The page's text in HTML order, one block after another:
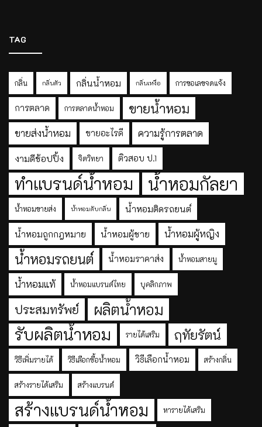
TAG
กลิ่น กลิ่นตัว กลิ่นน้ำหอม กลิ่นเหงื่อ การขอเลขจดแจ้ง
การตลาด การตลาดน้ำหอม ขายน้ำหอม
ขายส่งน้ำหอม ขายอะไรดี ความรู้การตลาด
งามดีช้อปปิ้ง จิตวิทยา ติวสอบ ป.1
ทำแบรนด์น้ำหอม น้ำหอมกัลยา
น้ำหอมขายส่ง น้ำหอมดับกลิ่น น้ำหอมติดรถยนต์
น้ำหอมถูกกฎหมาย น้ำหอมผู้ชาย น้ำหอมผู้หญิง
น้ำหอมรถยนต์ น้ำหอมราคาส่ง น้ำหอมสายมู
น้ำหอมแท้ น้ำหอมแบรนด์ไทย บุคลิกภาพ
ประสมทรัพย์ ผลิตน้ำหอม
รับผลิตน้ำหอม รายได้เสริม ฤทัยรัตน์
วิธีเพิ่มรายได้ วิธีเลือกซื้อน้ำหอม วิธีเลือกน้ำหอม สร้างกลิ่น
สร้างรายได้เสริม สร้างแบรนด์
สร้างแบรนด์น้ำหอม หารายได้เสริม